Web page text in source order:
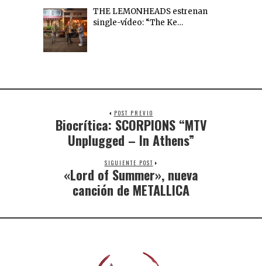
THE LEMONHEADS estrenan
single-vídeo: “The Ke…
POST PREVIO
Biocrítica: SCORPIONS “MTV
Unplugged – In Athens”
SIGUIENTE POST
«Lord of Summer», nueva
canción de METALLICA